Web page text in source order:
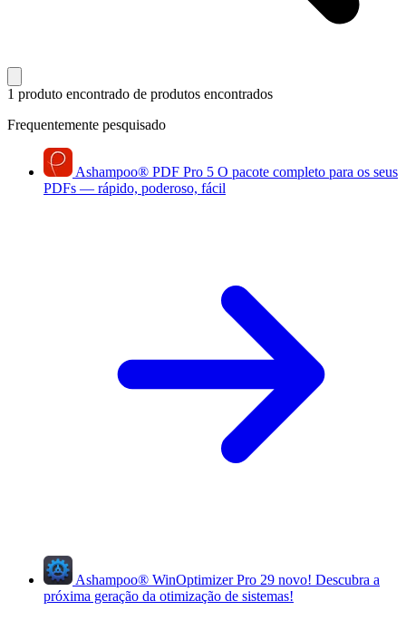
1 produto encontrado de produtos encontrados
Frequentemente pesquisado
Ashampoo® PDF Pro 5 O pacote completo para os seus
PDFs — rápido, poderoso, fácil
Ashampoo® WinOptimizer Pro 29 novo! Descubra a
próxima geração da otimização de sistemas!